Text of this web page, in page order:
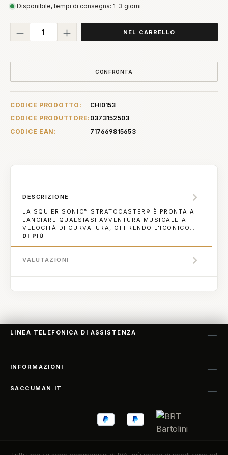
Disponibile, tempi di consegna: 1-3 giorni
Quantità del prodotto: inserisci la
NEL CARRELLO
CONFRONTA
CODICE PRODOTTO:
CHI0153
CODICE PRODUTTORE: 0373152503
CODICE EAN:
717669815653
DESCRIZIONE
LA SQUIER SONIC™ STRATOCASTER® È PRONTA A
LANCIARE QUALSIASI AVVENTURA MUSICALE A
VELOCITÀ DI CURVATURA, OFFRENDO L'ICONICO…
DI PIÙ
VALUTAZIONI
LINEA TELEFONICA DI ASSISTENZA
INFORMAZIONI
SACCUMAN.IT